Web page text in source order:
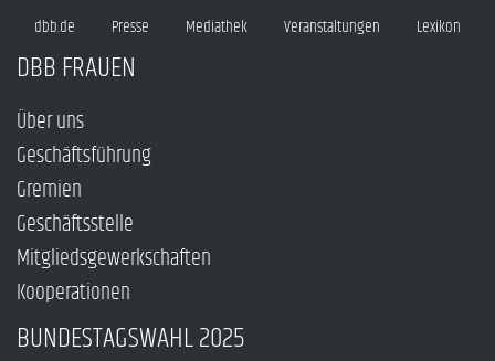
dbb.de Presse Mediathek Veranstaltungen Lexikon
DBB FRAUEN
Über uns
Geschäftsführung
Gremien
Geschäftsstelle
Mitgliedsgewerkschaften
Kooperationen
BUNDESTAGSWAHL 2025